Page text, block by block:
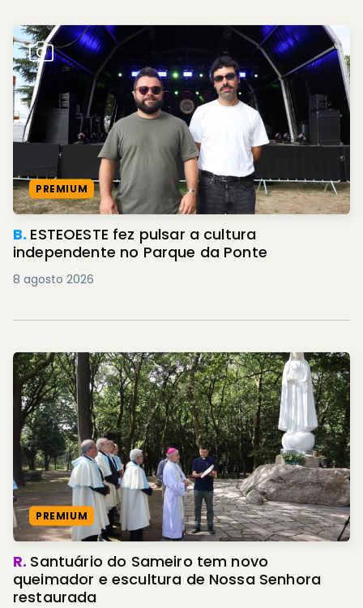
PREMIUM
B. ESTEOESTE fez pulsar a cultura
independente no Parque da Ponte
8 agosto 2026
PREMIUM
R. Santuário do Sameiro tem novo
queimador e escultura de Nossa Senhora
restaurada